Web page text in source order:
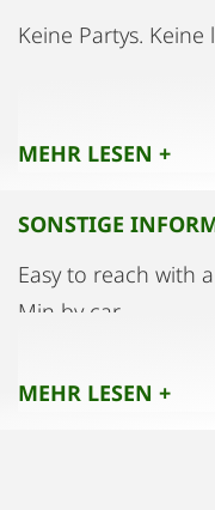
Keine Partys. Keine
MEHR LESEN +
SONSTIGE
Easy to reach with
Min by car.
MEHR LESEN +